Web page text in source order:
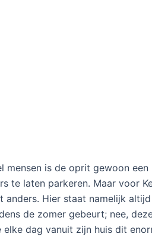
mensen is de oprit gewoon
te laten parkeren. Maar voor
anders. Hier staat namelijk
de zomer gebeurt; nee,
elke dag vanuit zijn huis dit